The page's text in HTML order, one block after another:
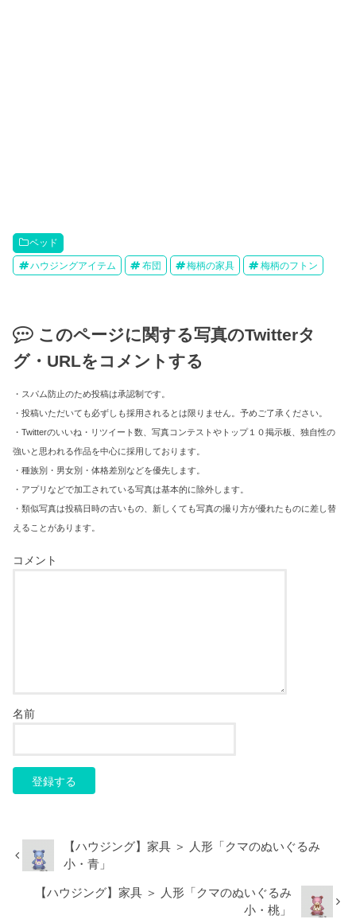
ベッド
ハウジングアイテム 布団 梅柄の家具 梅柄のフトン
このページに関する写真のTwitterタ
グ・URLをコメントする
・スパム防止のため投稿は承認制です。
・投稿いただいても必ずしも採用されるとは限りません。予めご了承ください。
・Twitterのいいね・リツイート数、写真コンテストやトップ１０掲示板、独自性の
強いと思われる作品を中心に採用しております。
・種族別・男女別・体格差別などを優先します。
・アプリなどで加工されている写真は基本的に除外します。
・類似写真は投稿日時の古いもの、新しくても写真の撮り方が優れたものに差し替
えることがあります。
コメント
名前
【ハウジング】家具 ＞ 人形「クマのぬいぐるみ
小・青」
【ハウジング】家具 ＞ 人形「クマのぬいぐるみ
小・桃」